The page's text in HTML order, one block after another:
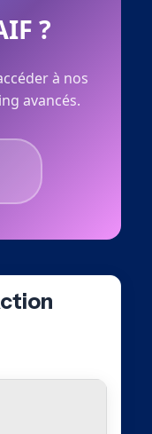
?
à nos
avancés.